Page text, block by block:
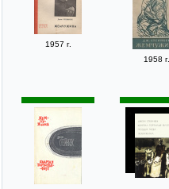
1957 г.
1958 г.